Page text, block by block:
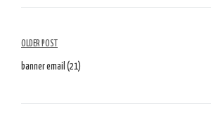
Navegação
de
OLDER POST
banner email (21)